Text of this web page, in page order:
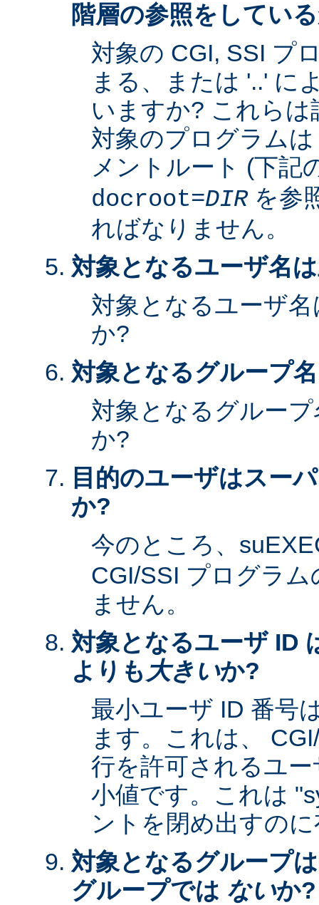
階層の参照をしてい
対象の CGI, SSI プ
まる、または '..' に
いますか? これら
対象のプログラム
メントルート (下記
docroot=DIRを参
ればなりません。
対象となるユーザ名
対象となるユーザ
か?
対象となるグループ
対象となるグルー
か?
目的のユーザはスー
か?
今のところ、
CGI/SSI プログラ
ません。
対象となるユーザ ID
よりも 大きいか?
最小ユーザ ID 番号
ます。これは、
行を許可されるユ
小値です。これは
ントを閉め出すの
対象となるグループ
グループでは ないか?